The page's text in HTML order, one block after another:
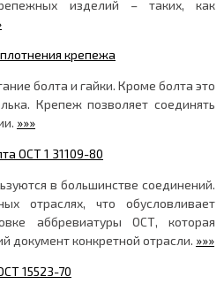
изделий – таких, как
крепежа
болта и гайки. Кроме болта это
Крепеж позволяет соединять
»»»
ОСТ 1 31109-80
в большинстве соединений.
отраслях, что обусловливает
аббревиатуры ОСТ, которая
документ конкретной отрасли. »»»
15523-70